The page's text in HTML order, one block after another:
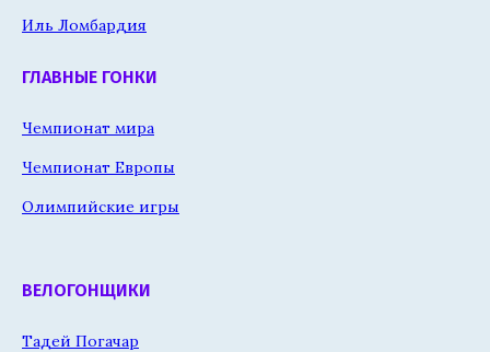
Иль Ломбардия
ГЛАВНЫЕ ГОНКИ
Чемпионат мира
Чемпионат Европы
Олимпийские игры
ВЕЛОГОНЩИКИ
Тадей Погачар